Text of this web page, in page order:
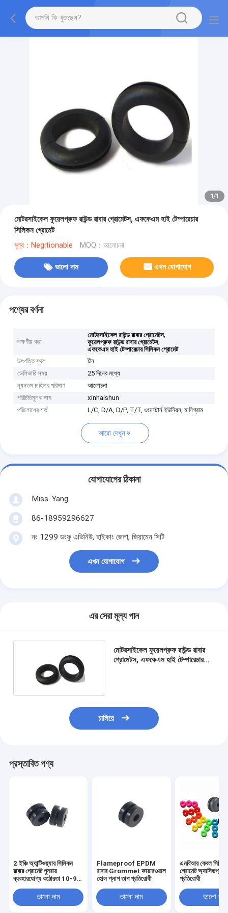
1/1
মোটরসাইকেল ফুয়েলপ্রুফ রাউন্ড রাবার গ্রোমেটস, এফকেএম হাই টেম্পারেচার
সিলিকন গ্রোমেট
মূল্য：Negitionable MOQ：আলোচনা
ভালো দাম এখন যোগাযোগ
পণ্যের বর্ণনা
লক্ষণীয় করা
মোটরসাইকেল রাউন্ড রাবার গ্রোমেটস,
ফুয়েলপ্রুফ রাউন্ড রাবার গ্রোমেটস,
এফকেএম হাই টেম্পারেচার সিলিকন গ্রোমেট
উৎপত্তি স্থল
চীন
ডেলিভারি সময়
25 দিনের মধ্যে
ন্যূনতম চাহিদার পরিমাণ
আলোচনা
পরিচিতিমুলক নাম
xinhaishun
পরিশোধের শর্ত
L/C, D/A, D/P, T/T, ওয়েস্টার্ন ইউনিয়ন, মানিগ্রাম
আরো দেখুন
যোগাযোগের ঠিকানা
Miss. Yang
86-18959296627
নং 1299 ডংফু এভিনিউ, হাইকাং জেলা, জিয়ামেন সিটি
এখন যোগাযোগ
এর সেরা মূল্য পান
মোটরসাইকেল ফুয়েলপ্রুফ রাউন্ড রাবার
গ্রোমেটস, এফকেএম হাই টেম্পারেচার
চালিয়ে
প্রস্তাবিত পণ্য
2 ইঞ্চি অ্যান্টিওয়্যার সিলিকন
রাবার গ্রোমেট পুনরায়
ব্যবহারযোগ্য কঠোরতা 10-90
ভালো দাম
Flameproof EPDM
রাবার Grommet ফায়ারওয়াল
হোল প্লাগ তাপ প্রতিরোধী
ভালো দাম
এনবিআর কেবল সিলিকন
গ্রোমেট অ্যাসিডপ্রুফ
প্রতিরোধী
ভালো দাম